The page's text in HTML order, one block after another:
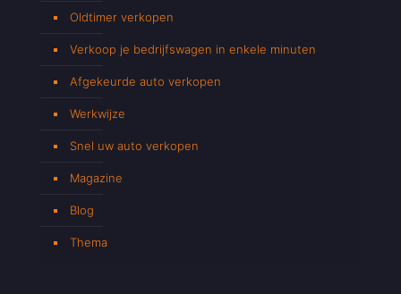
Oldtimer verkopen
Verkoop je bedrijfswagen in enkele minuten
Afgekeurde auto verkopen
Werkwijze
Snel uw auto verkopen
Magazine
Blog
Thema